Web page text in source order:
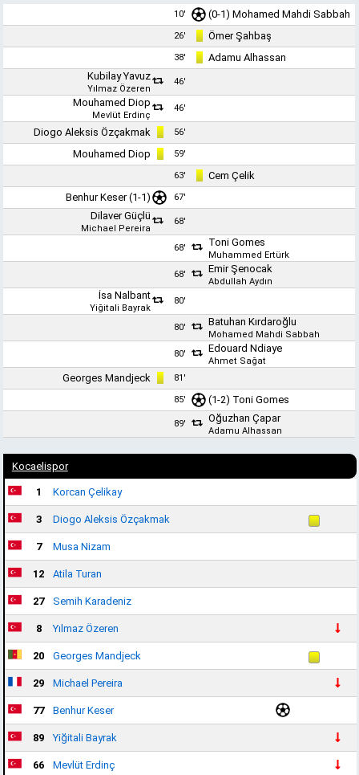
10' (0-1)Mohamed Mahdi Sabbah
26' Ömer Şahbaş
38'
Adamu Alhassan
Kubilay Yavuz
Yılmaz Özeren
46'
Mouhamed Diop
Mevlüt Erdinç
46'
Diogo Aleksis Özçakmak 56'
Mouhamed Diop 59'
63'
Cem Çelik
Benhur Keser(1-1) 67'
Dilaver Güçlü
Michael Pereira
68'
68' Toni Gomes
Muhammed Ertürk
68'
Emir Şenocak
Abdullah Aydın
İsa Nalbant
Yiğitali Bayrak
80'
80' Batuhan Kırdaroğlu
Mohamed Mahdi Sabbah
80'
Edouard Ndiaye
Ahmet Sağat
Georges Mandjeck 81'
85' (1-2) Toni Gomes
89' Oğuzhan Çapar
Adamu Alhassan
Kocaelispor
1 Korcan Çelikay
3 Diogo Aleksis Özçakmak
7 Musa Nizam
12 Atila Turan
27 Semih Karadeniz
8 Yılmaz Özeren
20 Georges Mandjeck
29 Michael Pereira
77 Benhur Keser
89 Yiğitali Bayrak
66
Mevlüt Erdinç